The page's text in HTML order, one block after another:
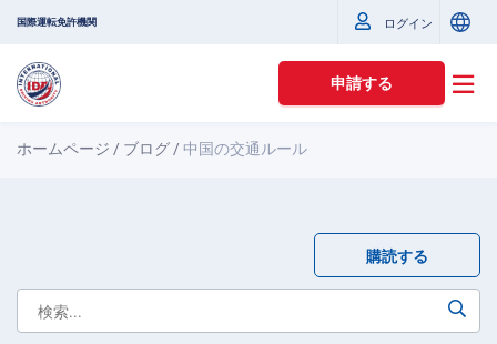
国際運転免許機関 ログイン
申請する
ホームページ / ブログ / 中国の交通ルール
購読する